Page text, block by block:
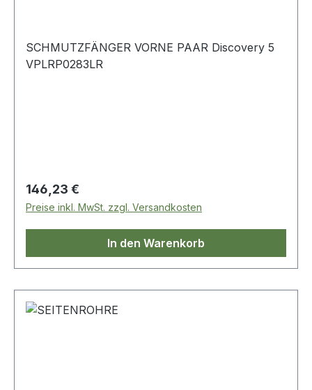
SCHMUTZFÄNGER VORNE PAAR Discovery 5
VPLRP0283LR
Regulärer Preis:
146,23 €
Preise inkl. MwSt. zzgl. Versandkosten
In den Warenkorb